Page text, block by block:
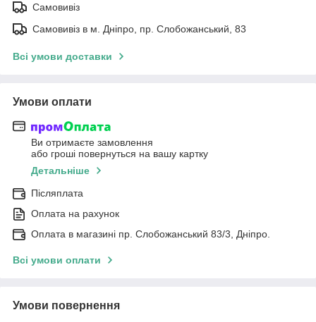
Самовивіз
Самовивіз в м. Дніпро, пр. Слобожанський, 83
Всі умови доставки
Умови оплати
Ви отримаєте замовлення
або гроші повернуться на вашу картку
Детальніше
Післяплата
Оплата на рахунок
Оплата в магазині пр. Слобожанський 83/3, Дніпро.
Всі умови оплати
Умови повернення